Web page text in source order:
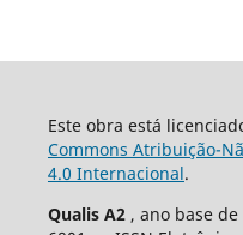
Este obra está
Commons Atribuição-
4.0 Internacional.
Qualis A2 , ano base